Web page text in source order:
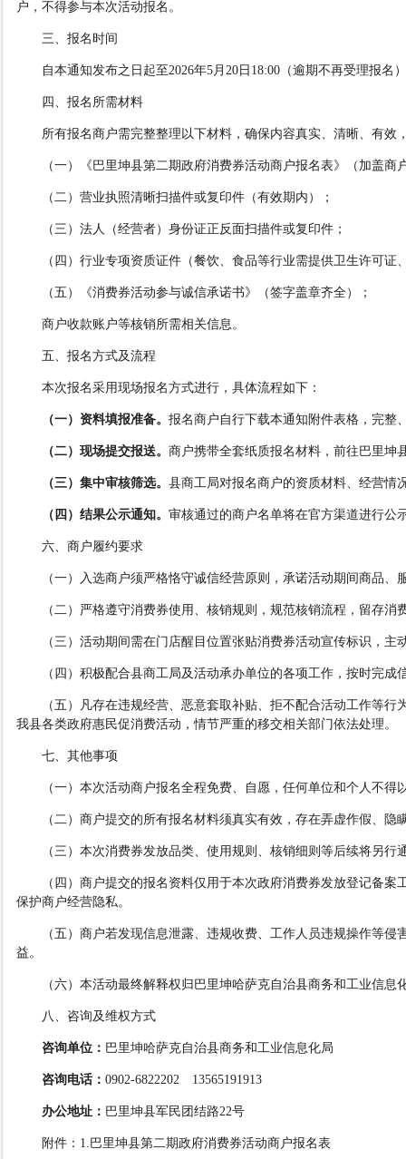
户，不得参与本次活动报名。
三、报名时间
自本通知发布之日起至2026年5月 20 日 18:00（逾期不再受理报名）
四、报名所需材料
所有报名商户需完整整理以下材料，确保内容真实、清晰、有效
（一） 《巴里坤县第二期政府消费券活动商户报名表》（加盖
（二） 营业执照清晰扫描件或复印件（有效期内）；
（三 ） 法人（经营者）身份证正反面扫描件或复印件；
（ 四 ） 行业专项资质证件（餐饮、食品等行业需提供卫生许可证
（五 ） 《消费券活动参与诚信承诺书》（签字盖章齐全）；
商户收款账户等核销所需相关信息。
五、报名方式及流程
本次报名采用现场报名方式进行，具体流程如下：
（一） 资料填报准备。 报名商户自行下载本通知附件表格，完整
（二） 现场提交报送。 商户携带全套纸质报名材料，前往 巴里坤
（三） 集中审核筛选。 县商工局对报名商户的资质材料、经营情
（ 四 ） 结果公示通知。 审核通过的商户名单将在官方渠道进行公
六、商户履约要求
（一） 入选商户须严格恪守诚信经营原则，承诺活动期间商品
（二） 严格遵守消费券使用、核销规则，规范核销流程，留存
（三 ） 活动期间需在门店醒目位置张贴消费券活动宣传标识，
（ 四 ） 积极配合县商工局及活动承办单位的各项工作，按时完
（五 ）
凡存在违规经营、恶意套取补贴、拒不配合活动工作等
我县各类政府惠民促消费活动，情节严重的移交相关部门依法处理。
七、其他事项
（一） 本次活动商户报名全程免费、自愿，任何单位和个人不
（二） 商户提交的所有报名材料须真实有效，存在弄虚作假、
（三 ） 本次消费券发放品类、使用规则、核销细则等后续将另行
（四）商户提交的报名资料仅用于本次政府消费券发放登记备
保护商户经营隐私。
（五）商户若发现信息泄露、违规收费、工作人员违规操作等
益。
（六） 本活动最终解释权归巴里坤哈萨克自治县商务和工业信息
八、咨询及维权方式
咨询单位： 巴里坤哈萨克自治县商务和工业信息化局
咨询电话： 0902-6822202 13565191913
办公地址： 巴里坤县军民团结路22号
附件： 1.巴里坤县第二期政府消费券活动商户报名表